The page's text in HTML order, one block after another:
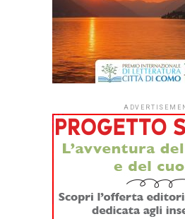
Dopo quattro anni di
apre per la prima volta le
1° settembrele
fascia 0-3 anni di tutto il Paese